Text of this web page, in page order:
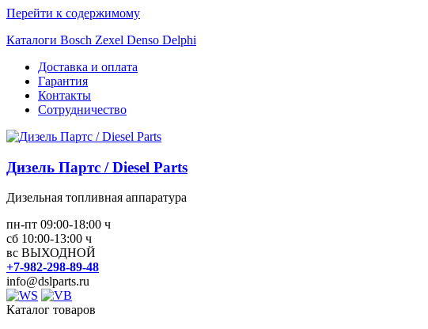
Перейти к содержимому
Каталоги Bosch Zexel Denso Delphi
Доставка и оплата
Гарантия
Контакты
Сотрудничество
Дизель Партс / Diesel Parts
Дизельная топливная аппаратура
пн-пт 09:00-18:00 ч
сб 10:00-13:00 ч
вс ВЫХОДНОЙ
+7-982-298-89-48
info@dslparts.ru
Каталог товаров